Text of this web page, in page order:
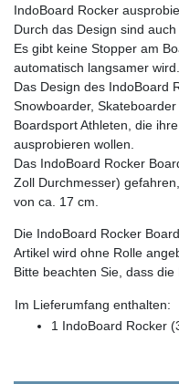
IndoBoard Rocker
Durch das Design sind
Es gibt keine Stopper am
automatisch langsamer wird.
Das Design des IndoBoard
Snowboarder,
Boardsport Athleten, die
ausprobieren wollen.
Das IndoBoard Rocker
Zoll Durchmesser)
von ca. 17 cm.
Die IndoBoard Rocker
Artikel wird ohne Rolle
Bitte beachten Sie, dass
Im Lieferumfang enthalten:
1 IndoBoard Rocker